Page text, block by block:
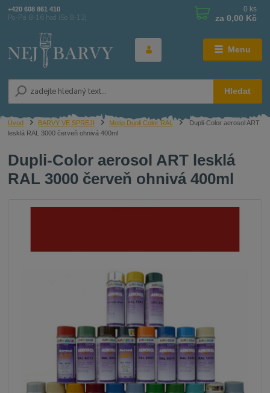
Menu
Hledat
+420 608 861 410
Po-Pá 8-16 hod (So 8-12)
0 ks
za 0,00 Kč
Úvod BARVY VE SPREJI Motip Dupli Color RAL
Dupli-Color aerosol ART
lesklá RAL 3000 červeň ohnivá 400ml
Dupli-Color aerosol ART lesklá
RAL 3000 červeň ohnivá 400ml